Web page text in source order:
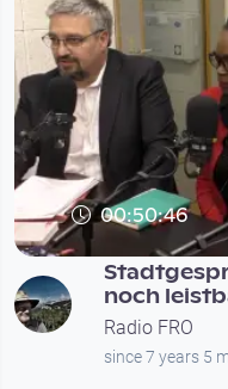
00:50:46
noch
Radio FRO
since 7 years 5